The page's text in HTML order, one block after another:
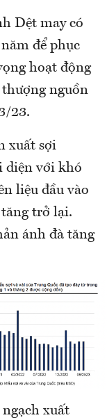
Dệt may có
để phục
hoạt động
thượng nguồn
23.
xuất sợi
diện với khó
liệu đầu vào
trở lại.
ánh đà tăng
xuất